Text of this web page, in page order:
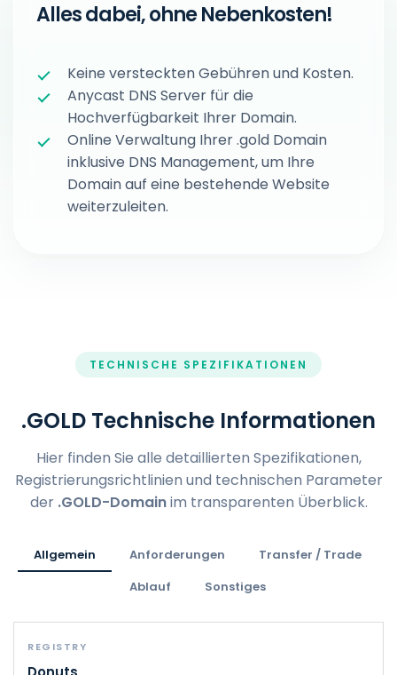
Alles dabei, ohne Nebenkosten!
Keine versteckten Gebühren und Kosten.
Anycast DNS Server für die
Hochverfügbarkeit Ihrer Domain.
Online Verwaltung Ihrer .gold Domain
inklusive DNS Management, um Ihre
Domain auf eine bestehende Website
weiterzuleiten.
TECHNISCHE SPEZIFIKATIONEN
.GOLD Technische Informationen
Hier finden Sie alle detaillierten Spezifikationen,
Registrierungsrichtlinien und technischen Parameter
der .GOLD-Domainim transparenten Überblick.
Allgemein Anforderungen
Transfer / Trade
Ablauf
Sonstiges
REGISTRY